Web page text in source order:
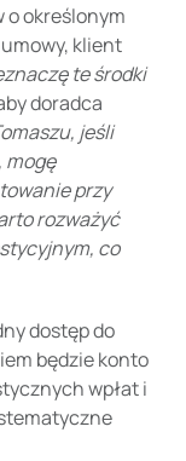
o określonym
klient
te środki
doradca
jeśli
mogę
przy
rozważyć
co
dostęp do
będzie konto
wpłat i